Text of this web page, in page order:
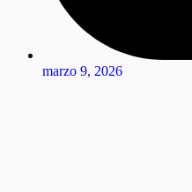
marzo 9, 2026